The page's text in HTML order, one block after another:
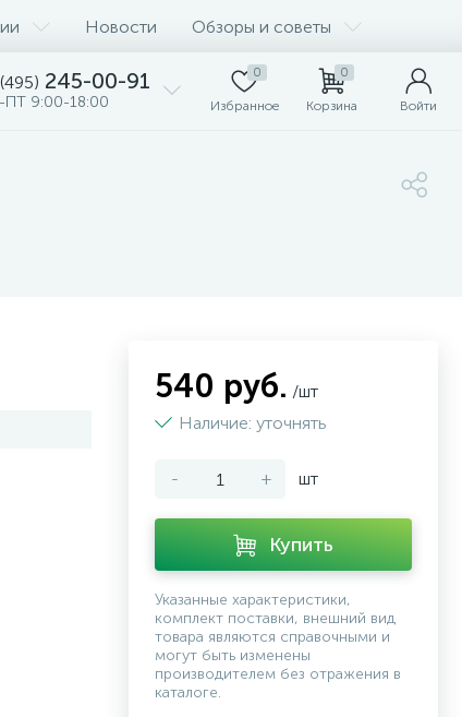
Новости Обзоры и советы
245-00-91
9:00-18:00
0
Избранное
0
Корзина Войти
540 руб. /шт
Наличие: уточнять
- + шт
Купить
Указанные характеристики,
комплект поставки, внешний вид
товара являются справочными и
могут быть изменены
производителем без отражения в
каталоге.